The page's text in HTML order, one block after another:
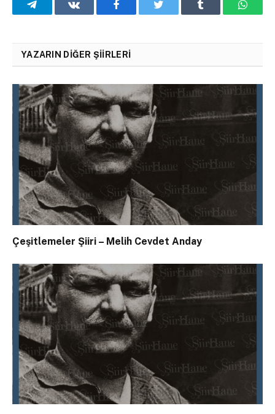
TelegramVKontakteFacebookTwitter
YAZARIN DIĞER ŞIIRLERI
Çeşitlemeler Şiiri – Melih Cevdet Anday